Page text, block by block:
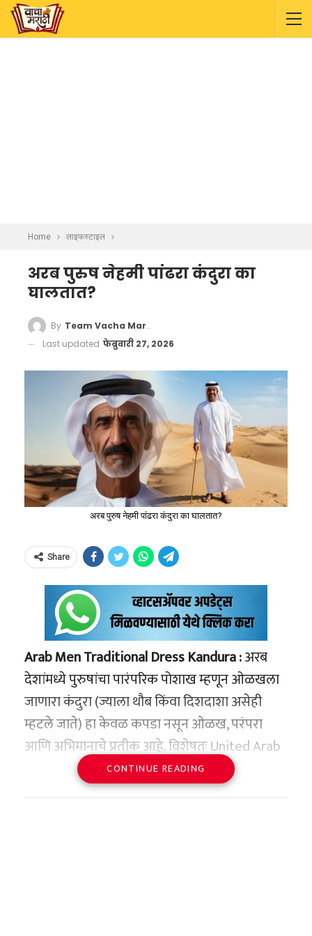
Home लाइफस्टाइल
अरब पुरुष नेहमी पांढरा कंदुरा का
घालतात?
By Team Vacha Marathi
Last updated फेब्रुवारी 27, 2026
अरब पुरुष नेहमी पांढरा कंदुरा का घालतात?
Share
Arab Men Traditional Dress Kandura :अरब
देशांमध्ये पुरुषांचा पारंपरिक पोशाख म्हणून ओळखला
जाणारा कंदुरा (ज्याला थौब किंवा दिशदाशा असेही
म्हटले जाते) हा केवळ कपडा नसून ओळख, परंपरा
आणि अभिमानाचे प्रतीक आहे. विशेषतः United Arab
Emirates, Oman, Saudi Arabia आणि Kuwait या
देशांमध्ये कंदुरा हा दैनंदिन जीवनाचा अविभाज्य भाग
CONTINUE READING